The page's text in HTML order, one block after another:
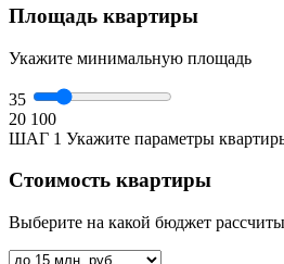
Площадь квартиры
Укажите минимальную площадь
35
20 100
ШАГ 1 Укажите параметры
Стоимость квартиры
Выберите на какой бюджет